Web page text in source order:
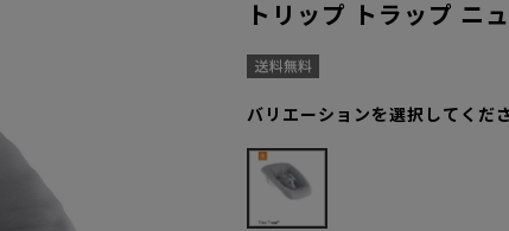
トリップ トラップ ニ
バリエーションを選択してくだ